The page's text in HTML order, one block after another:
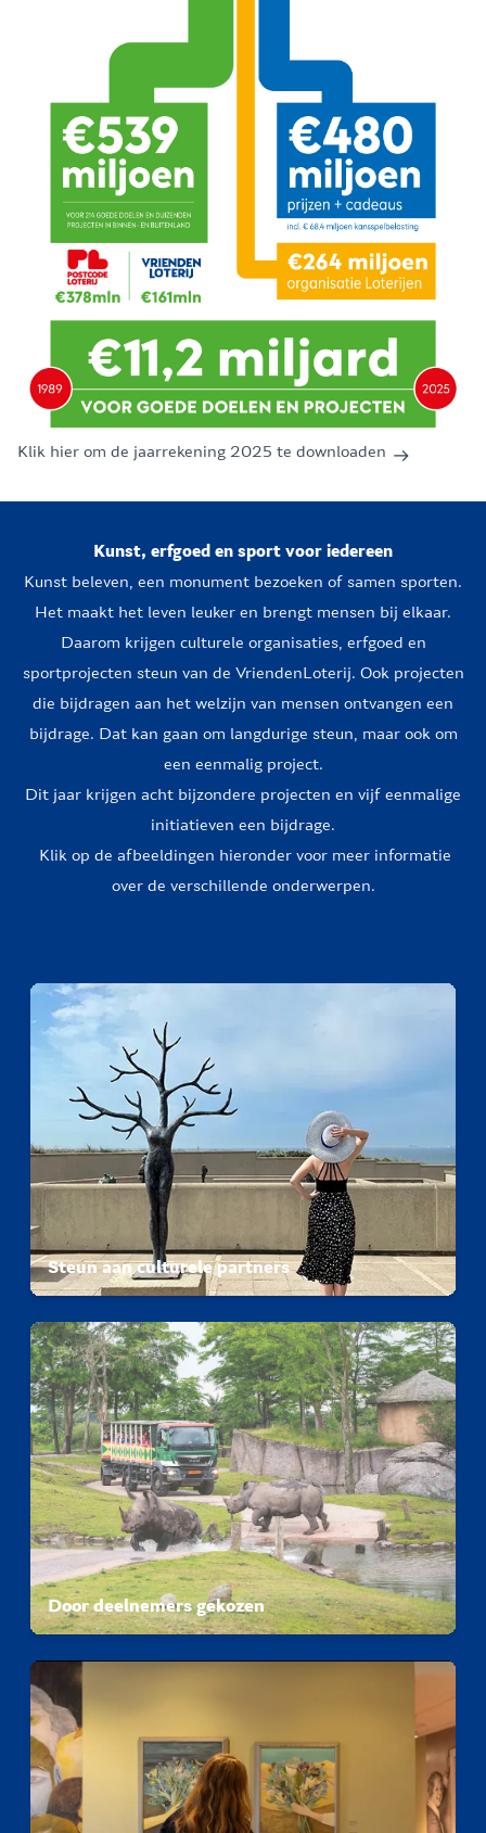
Klik hier om de jaarrekening 2025 te downloaden
Kunst, erfgoed en sport voor iedereen
Kunst beleven, een monument bezoeken of samen sporten.
Het maakt het leven leuker en brengt mensen bij elkaar.
Daarom krijgen culturele organisaties, erfgoed en
sportprojecten steun van de VriendenLoterij. Ook projecten
die bijdragen aan het welzijn van mensen ontvangen een
bijdrage. Dat kan gaan om langdurige steun, maar ook om
een eenmalig project.
Dit jaar krijgen acht bijzondere projecten en vijf eenmalige
initiatieven een bijdrage.
Klik op de afbeeldingen hieronder voor meer informatie
over de verschillende onderwerpen.
Steun aan culturele partners
Door deelnemers gekozen